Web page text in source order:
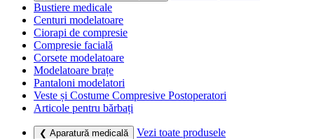
Bustiere medicale
Centuri modelatoare
Ciorapi de compresie
Compresie facială
Corsete modelatoare
Modelatoare brațe
Pantaloni modelatori
Veste și Costume Compresive Postoperatori
Articole pentru bărbați
❮ Aparatură medicală
Vezi toate produsele